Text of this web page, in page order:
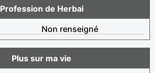
Profession de Herbai
Non renseigné
Plus sur ma vie